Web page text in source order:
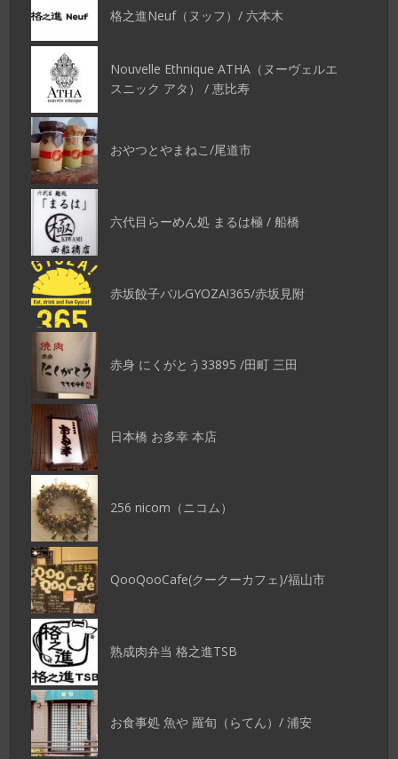
格之進Neuf（ヌッフ）/ 六本木
Nouvelle Ethnique ATHA（ヌーヴェルエ
スニック アタ） / 恵比寿
おやつとやまねこ/尾道市
六代目らーめん処 まるは極 / 船橋
赤坂餃子バルGYOZA!365/赤坂見附
赤身 にくがとう33895 /田町 三田
日本橋 お多幸 本店
256 nicom（ニコム）
QooQooCafe(クークーカフェ)/福山市
熟成肉弁当 格之進TSB
お食事処 魚や 羅旬（らてん）/ 浦安